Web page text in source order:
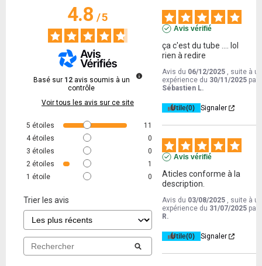
4.8/5
Basé sur 12 avis soumis à un
contrôle
Voir tous les avis sur ce site
5 étoiles
11
4 étoiles
0
3 étoiles
0
2 étoiles
1
1 étoile 0
Trier les avis
Avis vérifié
ça c'est du tube .... lol
rien à redire
Avis du 06/12/2025 , suite à
expérience du 30/11/2025 par
Sébastien L.
Utile(0) Signaler
Avis vérifié
Aticles conforme à la
description.
Avis du 03/08/2025 , suite à
expérience du 31/07/2025 par
R.
Utile(0) Signaler